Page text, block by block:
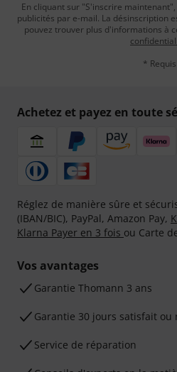
En cliquant sur "S'inscrire
publicités par e-mail. La désinscription
pouvez trouver plus d'informations à
* Requis
Achetez et payez en toute
Réglez de manière sûre et
(IBAN/BIC), PayPal, Amazon Pay,
Klarna Payer en 3 fois ou Carte
Vos avantages
Ga­ran­tie Thomann 3 ans
Garantie 30 jours satisfait ou
Service de réparation